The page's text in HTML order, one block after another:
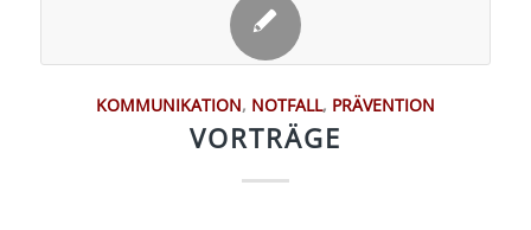
KOMMUNIKATION, NOTFALL, PRÄVENTION
VORTRÄGE